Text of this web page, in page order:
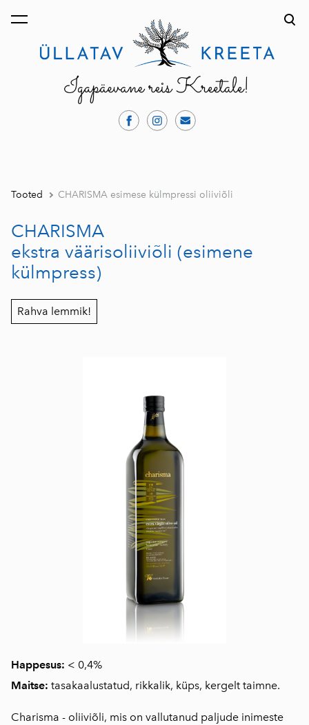
lisati ostukorvi. Vaata ostukorvi
Tooted CHARISMA esimese külmpressi oliiviõli
CHARISMA
ekstra väärisoliiviõli (esimene
külmpress)
Rahva lemmik!
Happesus: < 0,4%
Maitse: tasakaalustatud, rikkalik, küps, kergelt taimne.
Charisma - oliiviõli, mis on vallutanud paljude inimeste